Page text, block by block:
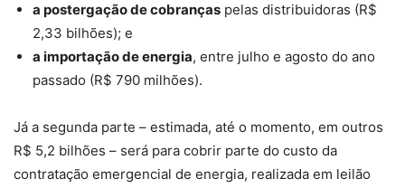
a postergação de cobranças pelas distribuidoras (R$
2,33 bilhões); e
a importação de energia, entre julho e agosto do ano
passado (R$ 790 milhões).
Já a segunda parte – estimada, até o momento, em outros
R$ 5,2 bilhões – será para cobrir parte do custo da
contratação emergencial de energia, realizada em leilão